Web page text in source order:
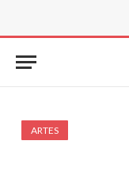
ARTES